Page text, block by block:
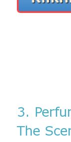
3.
The